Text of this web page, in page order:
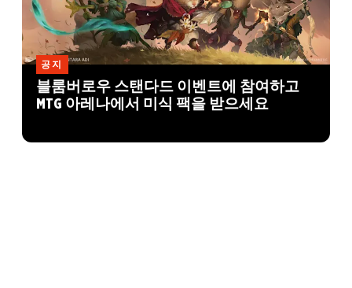
공지
블룸버로우 스탠다드 이벤트에 참여하고
MTG 아레나에서 미식 팩을 받으세요